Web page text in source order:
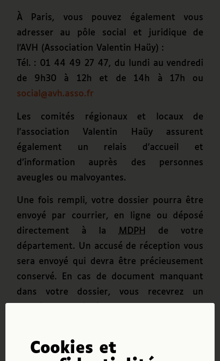
Cookies et
À Paris, vous pouvez également vous
adresser au pôle social et juridique de
l’AVH (Association Valentin Haüy) :
Tél. : 01 44 49 27 47, du lundi au vendredi
de 9h30 à 12h et de 14h à 17h ou
social@avh.asso.fr
Les comités régionaux et locaux de
l’association Valentin Haüy assurent
également un relais d’accueil et
d’information auprès des personnes
aveugles ou malvoyantes.
Une fois rempli, votre dossier pourra être
envoyé par courrier, en ligne ou déposé
directement à la MDPH
de votre
département. Un accusé de réception vous
sera envoyé qui devra être précieusement
conservé. En cas de document manquant
dans votre dossier, vous recevrez un
d’autant la prise en compte de votre
demande. Or les délais sont souvent longs.